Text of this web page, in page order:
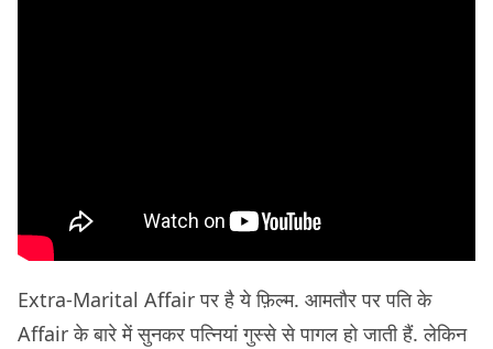
Extra-Marital Affair पर है ये फ़िल्म. आमतौर पर पति के
Affair के बारे में सुनकर पत्नियां गुस्से से पागल हो जाती हैं. लेकिन